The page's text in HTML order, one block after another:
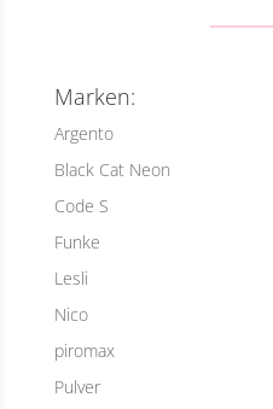
Marken:
Argento
Black Cat Neon
Code S
Funke
Lesli
Nico
piromax
Pulver